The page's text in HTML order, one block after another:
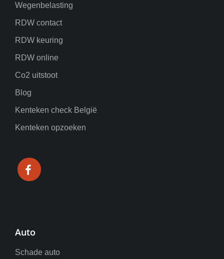
Wegenbelasting
RDW contact
RDW keuring
RDW online
Co2 uitstoot
Blog
Kenteken check België
Kenteken opzoeken
Auto
Schade auto